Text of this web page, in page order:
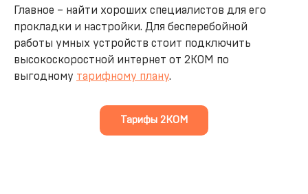
Главное – найти хороших специалистов для его
прокладки и настройки. Для бесперебойной
работы умных устройств стоит подключить
высокоскоростной интернет от 2КОМ по
выгодному тарифному плану.
Тарифы 2КОМ